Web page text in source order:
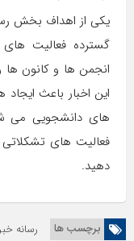
یکی از اهداف بخش
گسترده فعالیت
انجمن ها و کانون
این اخبار باعث
های دانشجویی می
فعالیت های تشکلاتی
دهید.
برچسب ها رسانه